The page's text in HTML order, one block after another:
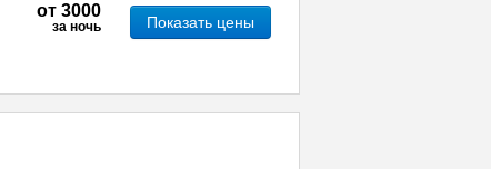
от 3000
за ночь Показать цены